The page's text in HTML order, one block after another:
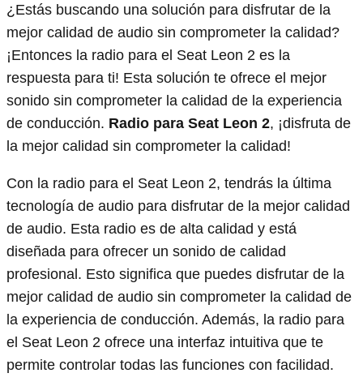
¿Estás buscando una solución para disfrutar de la
mejor calidad de audio sin comprometer la calidad?
¡Entonces la radio para el Seat Leon 2 es la
respuesta para ti! Esta solución te ofrece el mejor
sonido sin comprometer la calidad de la experiencia
de conducción. Radio para Seat Leon 2, ¡disfruta de
la mejor calidad sin comprometer la calidad!
Con la radio para el Seat Leon 2, tendrás la última
tecnología de audio para disfrutar de la mejor calidad
de audio. Esta radio es de alta calidad y está
diseñada para ofrecer un sonido de calidad
profesional. Esto significa que puedes disfrutar de la
mejor calidad de audio sin comprometer la calidad de
la experiencia de conducción. Además, la radio para
el Seat Leon 2 ofrece una interfaz intuitiva que te
permite controlar todas las funciones con facilidad.